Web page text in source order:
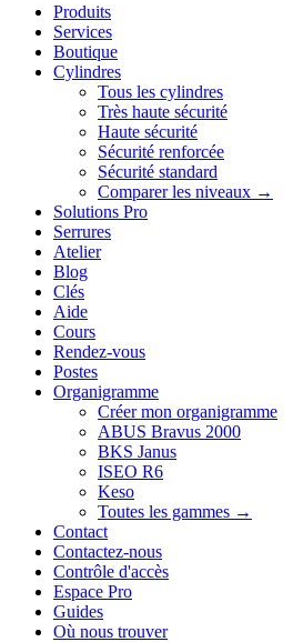
Produits
Services
Boutique
Cylindres
Tous les cylindres
Très haute sécurité
Haute sécurité
Sécurité renforcée
Sécurité standard
Comparer les niveaux →
Solutions Pro
Serrures
Atelier
Blog
Clés
Aide
Cours
Rendez-vous
Postes
Organigramme
Créer mon organigramme
ABUS Bravus 2000
BKS Janus
ISEO R6
Keso
Toutes les gammes →
Contact
Contactez-nous
Contrôle d'accès
Espace Pro
Guides
Où nous trouver